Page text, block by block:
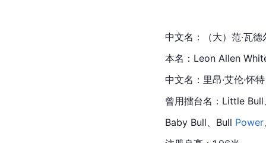
中文名：（大）范·瓦德
本名：Leon Allen
中文名：里昂·艾伦·怀特
曾用擂台名：Little
Baby Bull、Bull Power